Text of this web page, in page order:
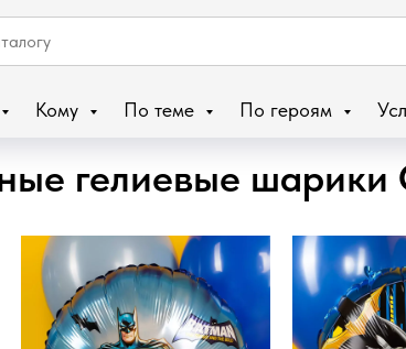
Кому По теме По героям
гелиевые шарики